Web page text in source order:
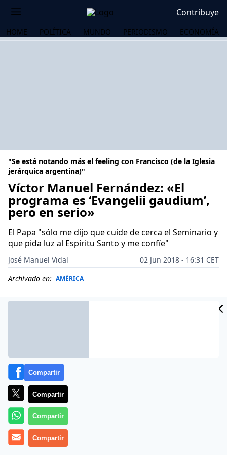
Contribuye
HOME POLÍTICA MUNDO PERIODISMO ECONOMÍA
"Se está notando más el feeling con Francisco (de la Iglesia
jerárquica argentina)"
Víctor Manuel Fernández: «El
programa es ‘Evangelii gaudium’,
pero en serio»
El Papa "sólo me dijo que cuide de cerca el Seminario y
que pida luz al Espíritu Santo y me confíe"
José Manuel Vidal
02 Jun 2018 - 16:31 CET
Archivado en: AMÉRICA
Más información
Compartir
Compartir
Compartir
Compartir